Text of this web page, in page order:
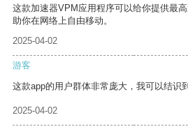
这款加速器VPM应用程序可以给你提供最
助你在网络上自由移动。
2025-04-02
游客
这款app的用户群体非常庞大，我可以结识
2025-04-02